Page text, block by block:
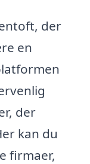
der
en
der
kan du
firmaer,